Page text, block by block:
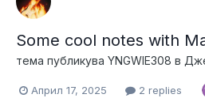
Some cool notes with
тема публикува YNGWIE308 в
Април 17, 2025 2 replies